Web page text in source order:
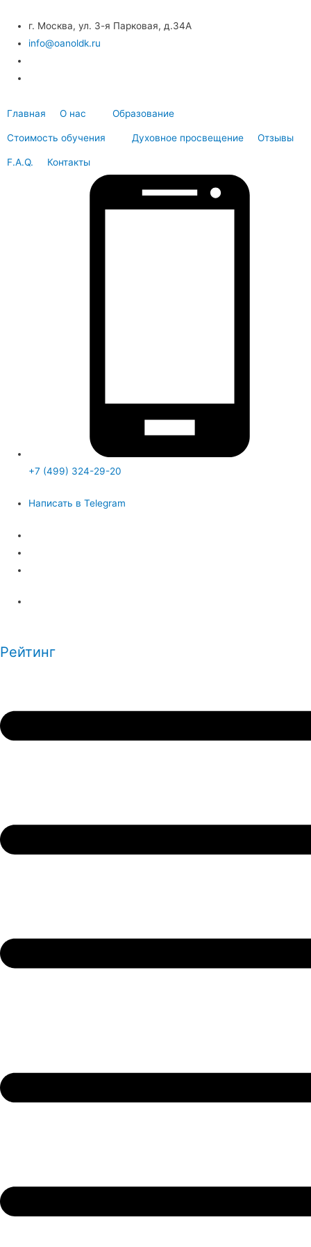
г. Москва, ул. 3-я Парковая, д.34А
info@oanoldk.ru
Главная О нас Образование
Стоимость обучения Духовное просвещение Отзывы
F.A.Q. Контакты
+7 (499) 324-29-20
Написать в Telegram
Рейтинг